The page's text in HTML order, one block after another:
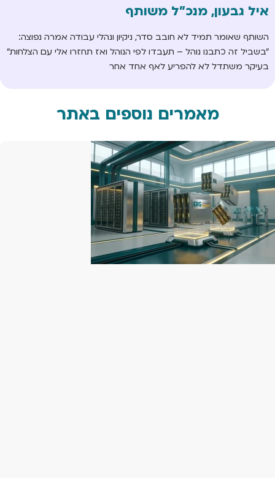
איל גבעון, מנכ"ל משותף
השותף שאומר תמיד לא חובב סדר, ניקיון ונהלי עבודה אמרה נפוצה:
"בשביל זה כתבנו נוהל – תעבדו לפי הנוהל ואז תחזרו אלי עם הצלחות"
בעיקר משתדל לא להפריע לאף אחד אחר
מאמרים נוספים באתר